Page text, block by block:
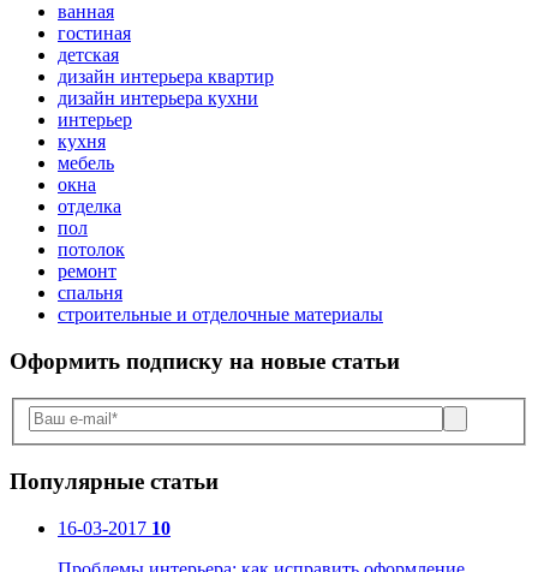
ванная
гостиная
детская
дизайн интерьера квартир
дизайн интерьера кухни
интерьер
кухня
мебель
окна
отделка
пол
потолок
ремонт
спальня
строительные и отделочные материалы
Оформить подписку на новые статьи
Популярные статьи
16-03-2017 10